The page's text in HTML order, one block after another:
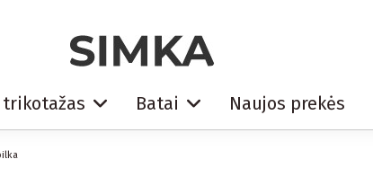
Batai Naujos prekės